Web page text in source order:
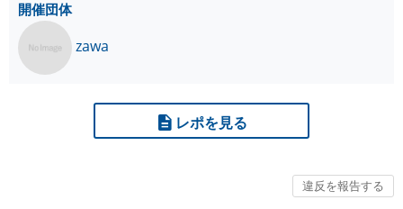
開催団体
zawa
レポを見る